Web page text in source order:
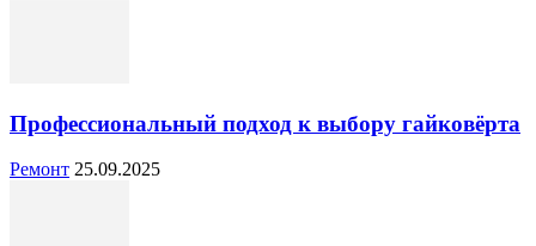
Профессиональный подход к выбору гайковёрта
Ремонт 25.09.2025